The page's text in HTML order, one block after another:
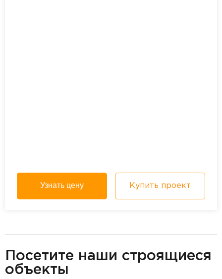
Узнать цену Купить проект
Посетите наши строящиеся
объекты